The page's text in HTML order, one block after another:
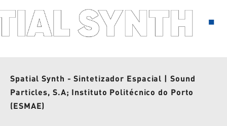
Spatial Synth - Sintetizador Espacial | Sound
Particles, S.A; Instituto Politécnico do Porto
(ESMAE)